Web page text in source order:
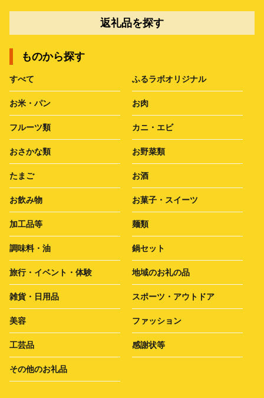
返礼品を探す
ものから探す
すべて ふるラボオリジナル
お米・パン お肉
フルーツ類 カニ・エビ
おさかな類 お野菜類
たまご お酒
お飲み物 お菓子・スイーツ
加工品等 麺類
調味料・油 鍋セット
旅行・イベント・体験 地域のお礼の品
雑貨・日用品 スポーツ・アウトドア
美容 ファッション
工芸品 感謝状等
その他のお礼品